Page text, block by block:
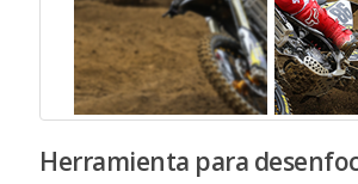
Herramienta para